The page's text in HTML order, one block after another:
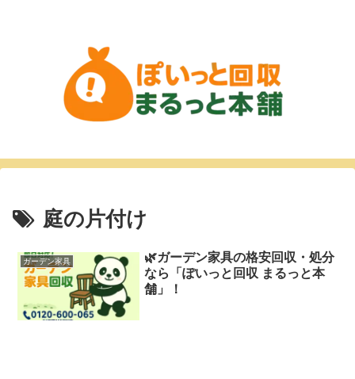
庭の片付け
ガーデン家具
🌿ガーデン家具の格安回収・処分
なら「ぽいっと回収 まるっと本
舗」！